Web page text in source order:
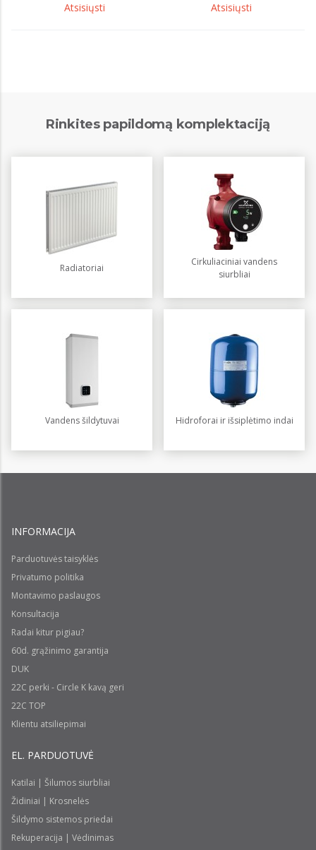
Atsisiųsti Atsisiųsti
Rinkites papildomą komplektaciją
Radiatoriai
Cirkuliaciniai vandens
siurbliai
Vandens šildytuvai Hidroforai ir išsiplėtimo indai
INFORMACIJA
Parduotuvės taisyklės
Privatumo politika
Montavimo paslaugos
Konsultacija
Radai kitur pigiau?
60d. grąžinimo garantija
DUK
22C perki - Circle K kavą geri
22C TOP
Klientu atsiliepimai
EL. PARDUOTUVĖ
Katilai | Šilumos siurbliai
Židiniai | Krosnelės
Šildymo sistemos priedai
Rekuperacija | Vėdinimas